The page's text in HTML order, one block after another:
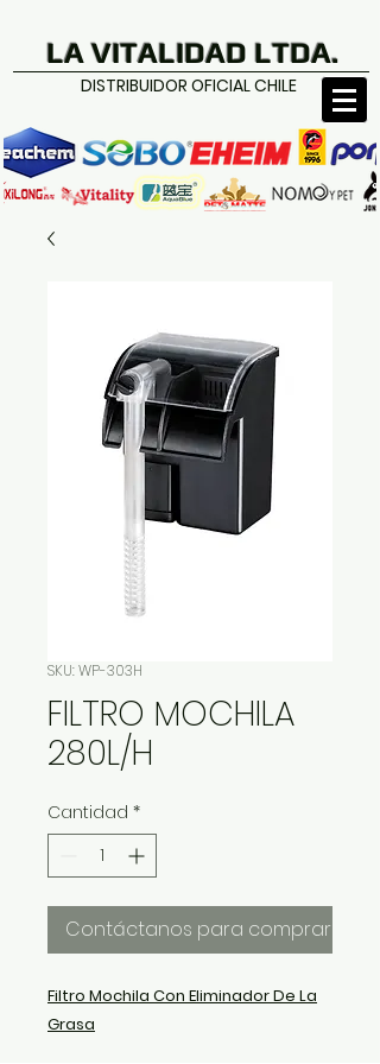
LA VITALIDAD LTDA.
DISTRIBUIDOR OFICIAL CHILE
SKU: WP-303H
FILTRO MOCHILA
280L/H
Cantidad *
Contáctanos para comprar
Filtro Mochila Con Eliminador De La
Grasa